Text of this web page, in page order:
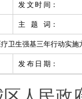
发文时间 ：
主题词 ：
卫生强基三年行动实
发布日期 ：